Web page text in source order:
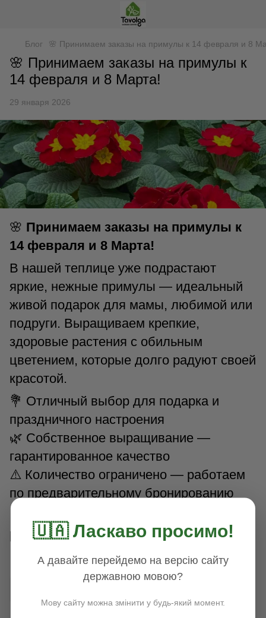
Блог 🌸 Принимаем заказы на примулы к 14 февраля и 8
🌸 Принимаем заказы на примулы к
14 февраля и 8 Марта!
29 января 2026
🌸 Принимаем заказы на примулы к
14 февраля и 8 Марта!
В нашей теплице уже подрастают
яркие, нежные примулы — идеальный
живой подарок для мамы, любимой или
подруги. Выращиваем крепкие,
здоровые растения с обильным
цветением, которые долго радуют своей
красотой.
💐 Отличный выбор для подарка и
праздничного настроения
🌿 Собственное выращивание —
гарантированное качество
⚠️ Количество ограничено — работаем
по предварительному бронированию
резервируйте заранее!
🇺🇦 Ласкаво просимо!
А давайте перейдемо на версію сайту
державною мовою?
Мову сайту можна змінити у будь-який момент.